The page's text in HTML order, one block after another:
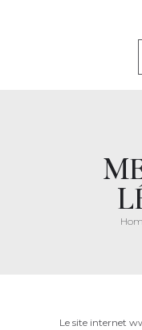
EXPERTISES
CONTACT
Le site internet